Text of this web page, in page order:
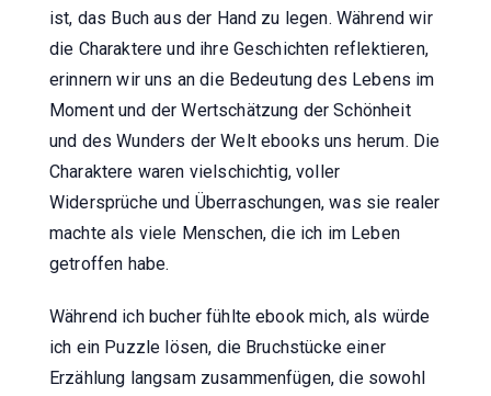
ist, das Buch aus der Hand zu legen. Während wir
die Charaktere und ihre Geschichten reflektieren,
erinnern wir uns an die Bedeutung des Lebens im
Moment und der Wertschätzung der Schönheit
und des Wunders der Welt ebooks uns herum. Die
Charaktere waren vielschichtig, voller
Widersprüche und Überraschungen, was sie realer
machte als viele Menschen, die ich im Leben
getroffen habe.
Während ich bucher fühlte ebook mich, als würde
ich ein Puzzle lösen, die Bruchstücke einer
Erzählung langsam zusammenfügen, die sowohl